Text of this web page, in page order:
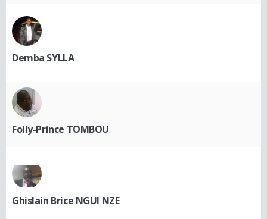
Demba SYLLA
Folly-Prince TOMBOU
Ghislain Brice NGUI NZE